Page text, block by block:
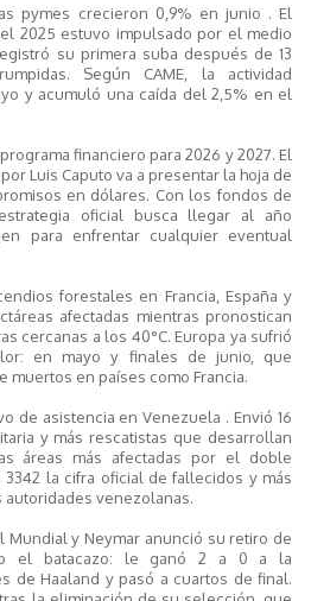
pymes crecieron 0,9% en junio . El
2025 estuvo impulsado por el medio
su primera suba después de 13
Según CAME, la actividad
y acumuló una caída del 2,5% en el
financiero para 2026 y 2027. El
Luis Caputo va a presentar la hoja de
en dólares. Con los fondos de
oficial busca llegar al año
para enfrentar cualquier eventual
forestales en Francia, España y
afectadas mientras pronostican
cercanas a los 40°C. Europa ya sufrió
en mayo y finales de junio, que
muertos en países como Francia.
de asistencia en Venezuela . Envió 16
y más rescatistas que desarrollan
áreas más afectadas por el doble
la cifra oficial de fallecidos y más
autoridades venezolanas.
Mundial y Neymar anunció su retiro de
el batacazo: le ganó 2 a 0 a la
de Haaland y pasó a cuartos de final.